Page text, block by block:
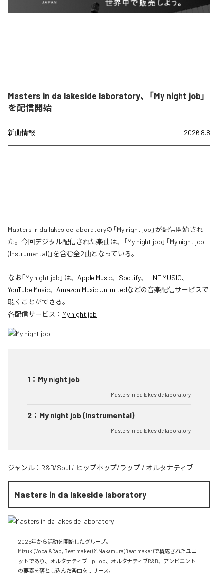
Masters in da lakeside laboratory、「My night job」
を配信開始
新曲情報 2026.8.8
Masters in da lakeside laboratoryの「My night job」が配信開始され
た。今回デジタル配信された楽曲は、「My night job」「My night job
(Instrumental)」を含む全2曲となっている。
なお「My night job 」は、 Apple Music、 Spotify、 LINE MUSIC、
YouTube Music、 Amazon Music Unlimitedなどの音楽配信サービスで
聴くことができる。
各配信サービス： My night job
1 ： My night job
Masters in da lakeside laboratory
2 ： My night job (Instrumental)
Masters in da lakeside laboratory
ジャンル： R&B/Soul / ヒップホップ/ラップ / オルタナティブ
Masters in da lakeside laboratory
2025年から活動を開始したグループ。
Mizuki(Vocal&Rap, Beat maker)とNakamura(Beat maker)で構成されたユニ
ットであり、オルタナティブHipHop、オルタナティブR&B、アンビエント